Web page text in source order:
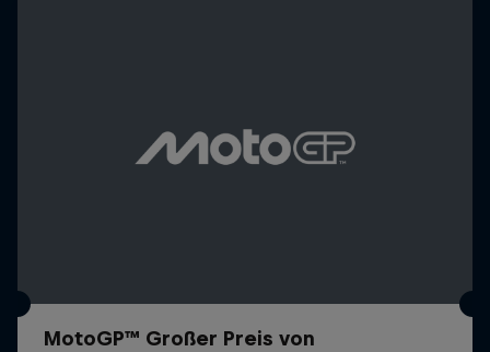
MotoGP™ Großer Preis von